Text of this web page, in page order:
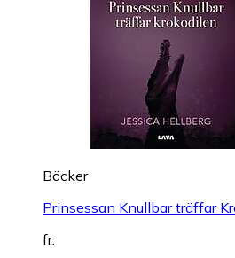
Böcker
Prinsessan Knullbar träffar
fr.